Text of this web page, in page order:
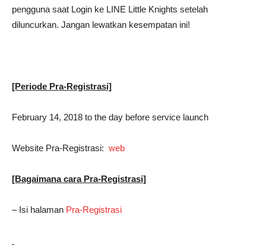
pengguna saat Login ke LINE Little Knights setelah
diluncurkan. Jangan lewatkan kesempatan ini!
[Periode Pra-Registrasi]
February 14, 2018 to the day before service launch
Website Pra-Registrasi: web
[Bagaimana cara Pra-Registrasi]
– Isi halaman Pra-Registrasi